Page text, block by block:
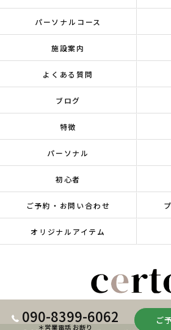
090-8399-6062
＊営業電話 お断り
ご
パーソナルコース
施設案内
よくある質問
ブログ
特徴
パーソナル
初心者
ご予約・お問い合わせ
オリジナルアイテム